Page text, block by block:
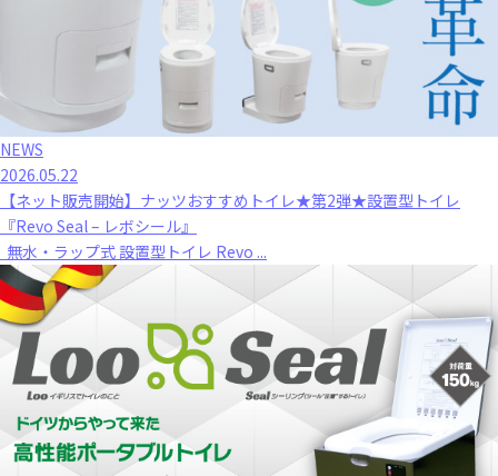
NEWS
2026.05.22
【ネット販売開始】ナッツおすすめトイレ★第2弾★設置型トイレ
『Revo Seal – レボシール』
無水・ラップ式 設置型トイレ Revo ...